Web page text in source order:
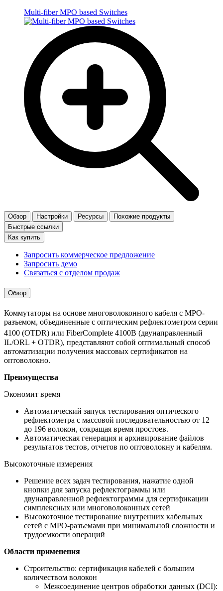
Multi-fiber MPO based Switches
Обзор Настройки Ресурсы
Похожие продукты
Быстрые ссылки
Как купить
Запросить коммерческое предложение
Запросить демо
Связаться с отделом продаж
Обзор
Коммутаторы на основе многоволоконного кабеля с MPO-
разъемом, объединенные с оптическим рефлектометром серии
4100 (OTDR) или FiberComplete 4100B (двунаправленный
IL/ORL + OTDR), представляют собой оптимальный способ
автоматизации получения массовых сертификатов на
оптоволокно.
Преимущества
Экономит время
Автоматический запуск тестирования оптического
рефлектометра с массовой последовательностью от 12
до 196 волокон, сокращая время простоев.
Автоматическая генерация и архивирование файлов
результатов тестов, отчетов по оптоволокну и кабелям.
Высокоточные измерения
Решение всех задач тестирования, нажатие одной
кнопки для запуска рефлектограммы или
двунаправленной рефлектограммы для сертификации
симплексных или многоволоконных сетей
Высокоточное тестирование внутренних кабельных
сетей с MPO-разъемами при минимальной сложности и
трудоемкости операций
Области применения
Строительство: сертификация кабелей с большим
количеством волокон
Межсоединение центров обработки данных (DCI):